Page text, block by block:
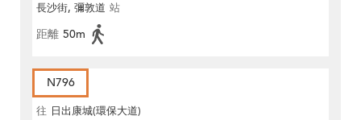
長沙街, 彌敦道 站
距離 50m
N796
往 日出康城(環保大道)